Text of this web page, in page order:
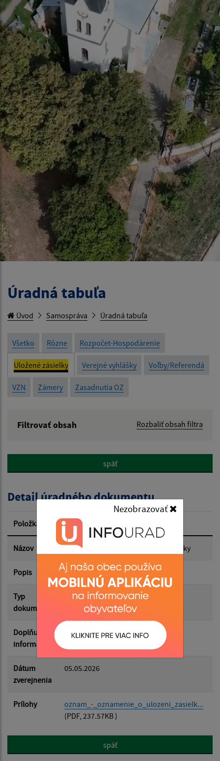
Nezobrazovať
Úradná tabuľa
Úvod Samospráva Úradná tabuľa
Všetko Rôzne Rozpočet-Hospodárenie
Uložené zásielky Verejné vyhlášky Voľby/Referendá
VZN Zámery Zasadnutia OZ
Filtrovať obsah Rozbaliť obsah filtra
Popis:
Dátum zverejnenia od:
Dátum zverejnenia do:
Filtrovať Reset
späť
Detail úradného dokumentu
Položka Informácia
Názov Oznam - Oznámenie o uložení zásielky
Popis
Typ
dokumentu
Uložené zásielky
Doplňujúce
informácie
Dátum
zverejnenia
05.05.2026
Prílohy
oznam_-_oznamenie_o_ulozeni_zasielk...
(PDF, 237.57KB )
späť